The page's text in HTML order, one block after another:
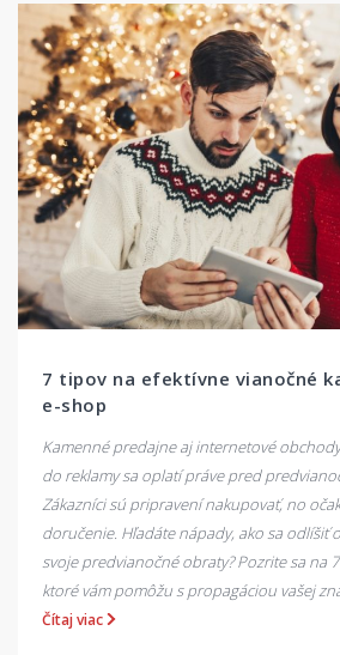
7 tipov na efektívne vianočné
e-shop
Kamenné predajne aj internetové
do reklamy sa oplatí práve pred
Zákazníci sú pripravení nakupovať, no
doručenie. Hľadáte nápady, ako sa odlíšiť
svoje predvianočné obraty? Pozrite sa na
ktoré vám pomôžu s propagáciou vašej
Čítaj viac